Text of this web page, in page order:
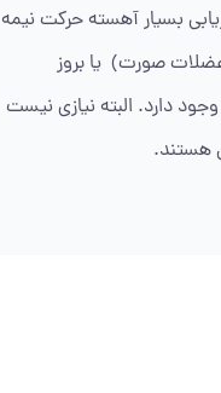
بازیابی بسیار آهسته حرکت نیمه
صورت) یا بروز
دارد. البته نیازی نیست
هستند.